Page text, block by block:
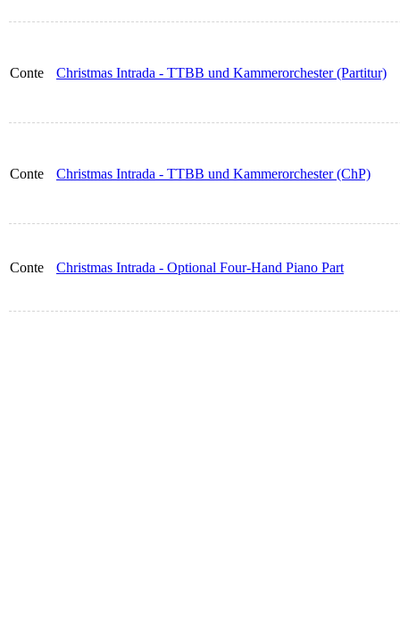
Conte Christmas Intrada - TTBB und Kammerorchester (Partitur)
Conte Christmas Intrada - TTBB und Kammerorchester (ChP)
Conte Christmas Intrada - Optional Four-Hand Piano Part